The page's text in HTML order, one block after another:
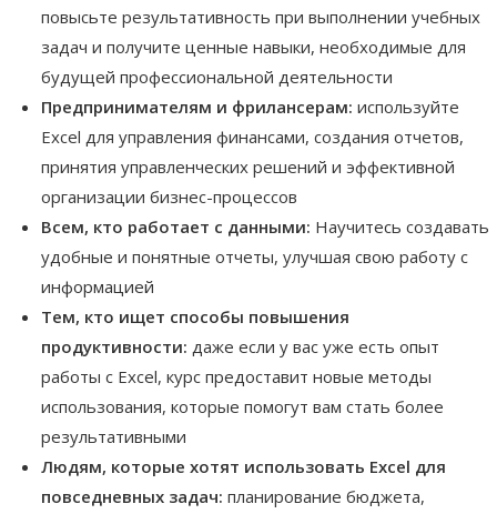
повысьте результативность при выполнении учебных
задач и получите ценные навыки, необходимые для
будущей профессиональной деятельности
Предпринимателям и фрилансерам: используйте
Excel для управления финансами, создания отчетов,
принятия управленческих решений и эффективной
организации бизнес-процессов
Всем, кто работает с данными: Научитесь создавать
удобные и понятные отчеты, улучшая свою работу с
информацией
Тем, кто ищет способы повышения
продуктивности: даже если у вас уже есть опыт
работы с Excel, курс предоставит новые методы
использования, которые помогут вам стать более
результативными
Людям, которые хотят использовать Excel для
повседневных задач: планирование бюджета,